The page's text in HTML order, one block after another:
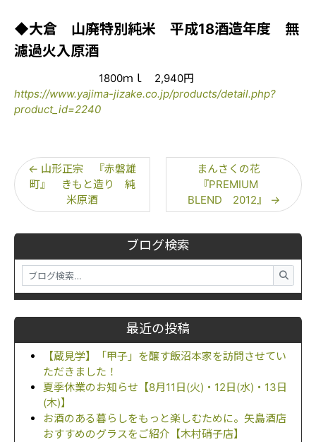
ブログ検索
最近の投稿
【蔵見学】「甲子」を醸す飯沼本家を訪問させてい
ただきました！
夏季休業のお知らせ【8月11日(火)・12日(水)・13日
(木)】
お酒のある暮らしをもっと楽しむために。矢島酒店
おすすめのグラスをご紹介【木村硝子店】
◆大倉 山廃特別純米 平成18酒造年度 無
濾過火入原酒
1800ｍｌ 2,940円
https://www.yajima-jizake.co.jp/products/detail.php?
product_id=2240
← 山形正宗 『赤磐雄
町』 きもと造り 純
米原酒
まんさくの花
『PREMIUM
BLEND 2012』
→